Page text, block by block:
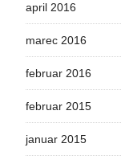
april 2016
marec 2016
februar 2016
februar 2015
januar 2015